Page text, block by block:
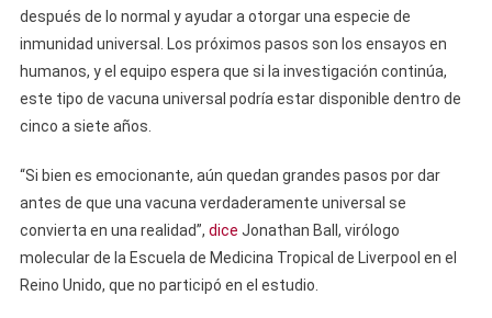
después de lo normal y ayudar a otorgar una especie de
inmunidad universal. Los próximos pasos son los ensayos en
humanos, y el equipo espera que si la investigación continúa,
este tipo de vacuna universal podría estar disponible dentro de
cinco a siete años.
“Si bien es emocionante, aún quedan grandes pasos por dar
antes de que una vacuna verdaderamente universal se
convierta en una realidad”, dice Jonathan Ball, virólogo
molecular de la Escuela de Medicina Tropical de Liverpool en el
Reino Unido, que no participó en el estudio.